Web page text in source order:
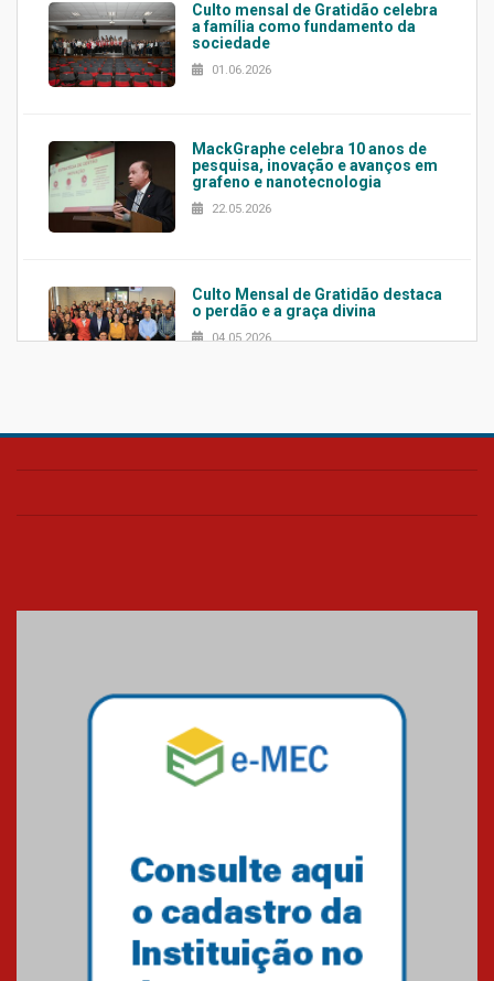
Culto mensal de Gratidão celebra
a família como fundamento da
sociedade
01.06.2026
MackGraphe celebra 10 anos de
pesquisa, inovação e avanços em
grafeno e nanotecnologia
22.05.2026
Culto Mensal de Gratidão destaca
o perdão e a graça divina
04.05.2026
Confira como foi o culto mensal
Mackenzie mobiliza campanha
solidária para apoiar famílias em
Minas Gerais
Primeiro culto do ano ressalta o
27.02.2026